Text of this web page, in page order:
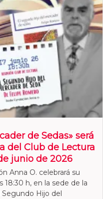
de Sedas» será
del Club de Lectura
junio de 2026
Anna O. celebrará su
18:30 h, en la sede de la
Hijo del